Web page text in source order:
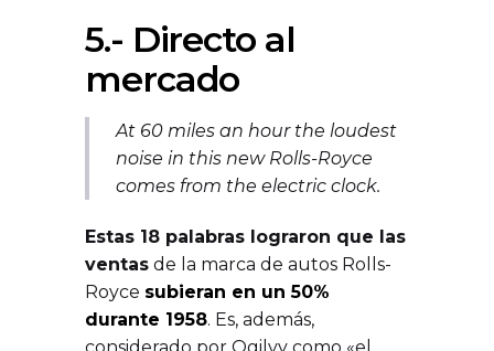
5.- Directo al
mercado
At 60 miles an hour the loudest
noise in this new Rolls-Royce
comes from the electric clock.
Estas 18 palabras lograron que las
ventas de la marca de autos Rolls-
Royce subieran en un 50%
durante 1958. Es, además,